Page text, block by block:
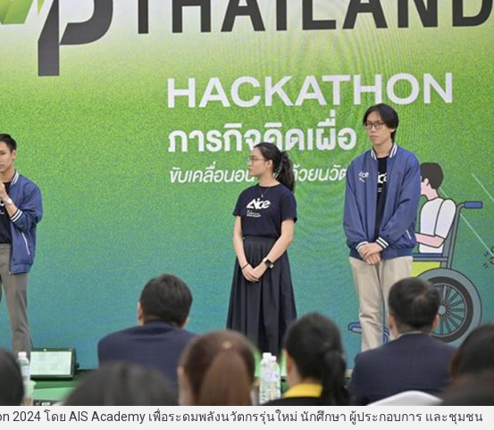
2024 โดย AIS Academy เพื่อระดมพลังนวัตกรรุ่นใหม่ นักศึกษา ผู้ประกอบการ และชุมชน